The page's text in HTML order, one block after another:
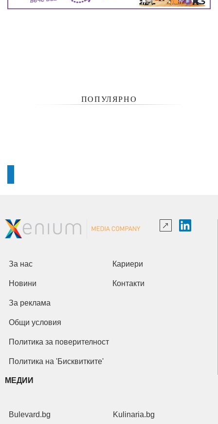
ПОПУЛЯРНО
За нас Кариери
Новини Контакти
За реклама
Общи условия
Политика за поверителност
Политика на 'Бисквитките'
МЕДИИ
Bulevard.bg Kulinaria.bg